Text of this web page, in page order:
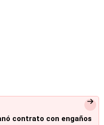
contrato con engaños